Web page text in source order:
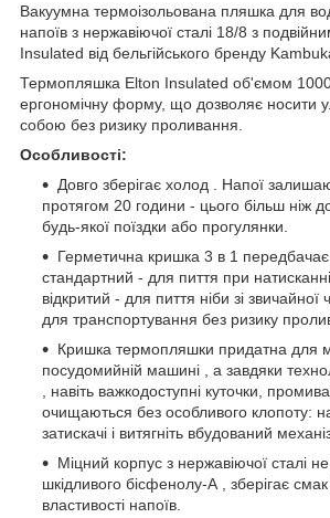
Вакуумна термоізольована пляшка для
напоїв з нержавіючої сталі 18/8 з
Insulated від бельгійського бренду
Термопляшка Elton Insulated об'ємом
ергономічну форму, що дозволяє носити
собою без ризику проливання.
Особливості:
Довго зберігає холод . Напої
протягом 20 години - цього більш ніж
будь-якої поїздки або прогулянки.
Герметична кришка 3 в 1
стандартний - для пиття при
відкритий - для пиття ніби зі
для транспортування без ризику
Кришка термопляшки придатна для
посудомийній машині , а завдяки
, навіть важкодоступні куточки,
очищаються без особливого клопоту:
затискачі і витягніть вбудований
Міцний корпус з нержавіючої сталі не
шкідливого бісфенолу-А , зберігає смак
властивості напоїв.